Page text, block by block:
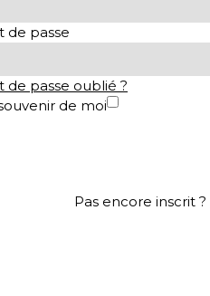
de passe
de passe oublié ?
de moi
Pas encore inscrit ?